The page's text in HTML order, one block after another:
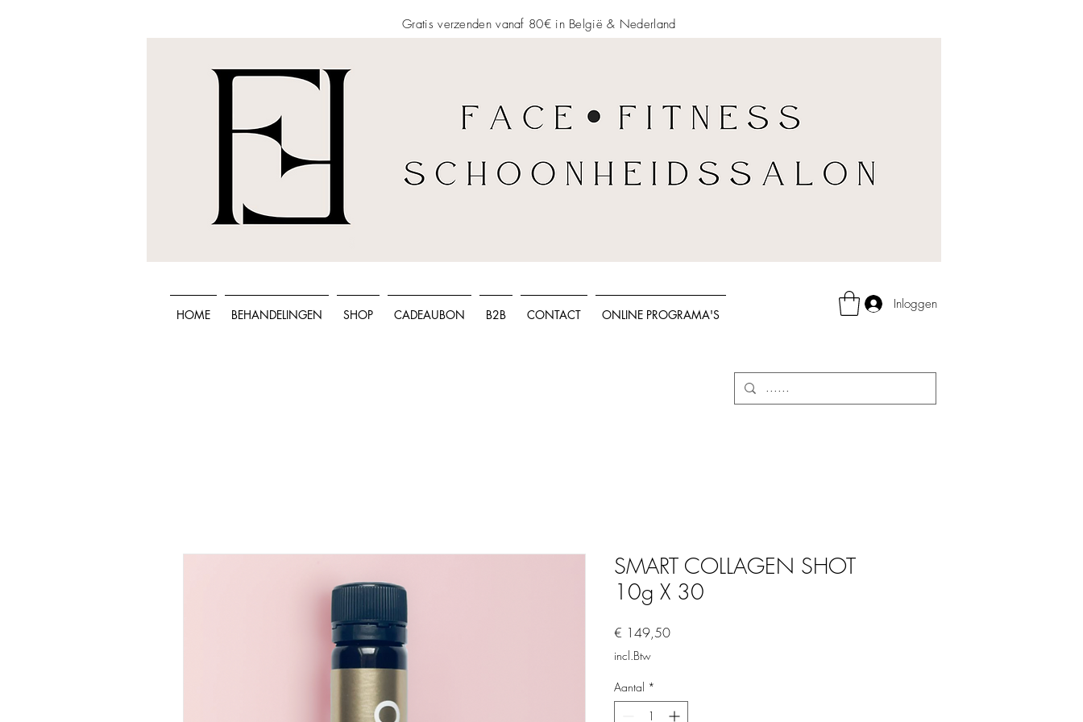
Gratis verzenden vanaf 80€ in België & Nederland
HOME BEHANDELINGEN SHOP CADEAUBON B2B CONTACT ONLINE PROGRAMA'S
Inloggen
SMART COLLAGEN SHOT
10g X 30
€ 149,50Prijs
incl.Btw
Aantal *